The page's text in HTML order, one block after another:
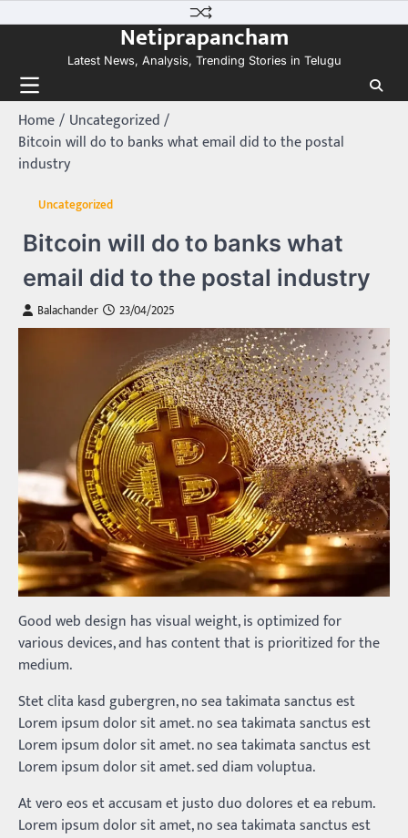
to
Netiprapancham
Latest News, Analysis, Trending Stories in Telugu
Home
Uncategorized
Bitcoin will do to banks what email did to the postal
industry
Uncategorized
Bitcoin will do to banks what
email did to the postal industry
Balachander 23/04/2025
Good web design has visual weight, is optimized for
various devices, and has content that is prioritized for the
medium.
Stet clita kasd gubergren, no sea takimata sanctus est
Lorem ipsum dolor sit amet. no sea takimata sanctus est
Lorem ipsum dolor sit amet. no sea takimata sanctus est
Lorem ipsum dolor sit amet. sed diam voluptua.
At vero eos et accusam et justo duo dolores et ea rebum.
Lorem ipsum dolor sit amet, no sea takimata sanctus est